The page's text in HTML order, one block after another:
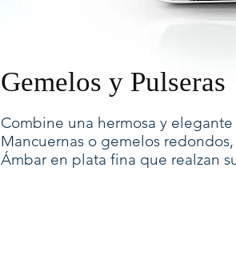
Gemelos y Pulseras
Combine una hermosa y
Mancuernas o gemelos
Ámbar en plata fina que realzan